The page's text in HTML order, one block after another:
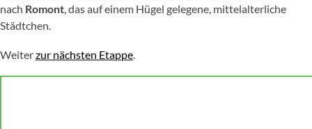
nach Romont, das auf einem Hügel gelegene, mittelalterliche
Städtchen.
Weiterzur nächsten Etappe.